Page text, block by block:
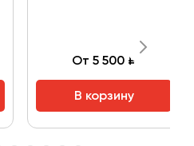
От 5 500 ₽
В корзину